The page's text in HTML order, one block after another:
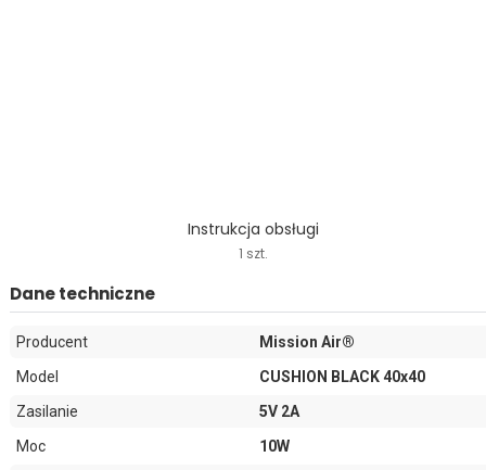
Instrukcja obsługi
1 szt.
Dane techniczne
Producent
Mission Air®
Model
CUSHION BLACK 40x40
Zasilanie
5V 2A
Moc
10W